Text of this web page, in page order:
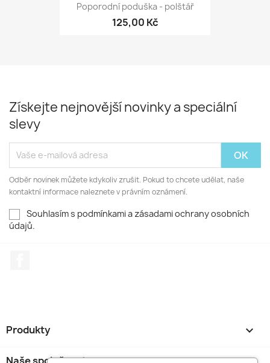
Poporodní poduška - polštář
125,00 Kč
Získejte nejnovější novinky a speciální
slevy
Odběr novinek můžete kdykoliv zrušit. Pokud to chcete udělat, naše
kontaktní informace naleznete v právním oznámení.
Souhlasím s podmínkami a zásadami ochrany osobních
údajů.
Produkty 
Naše společnost